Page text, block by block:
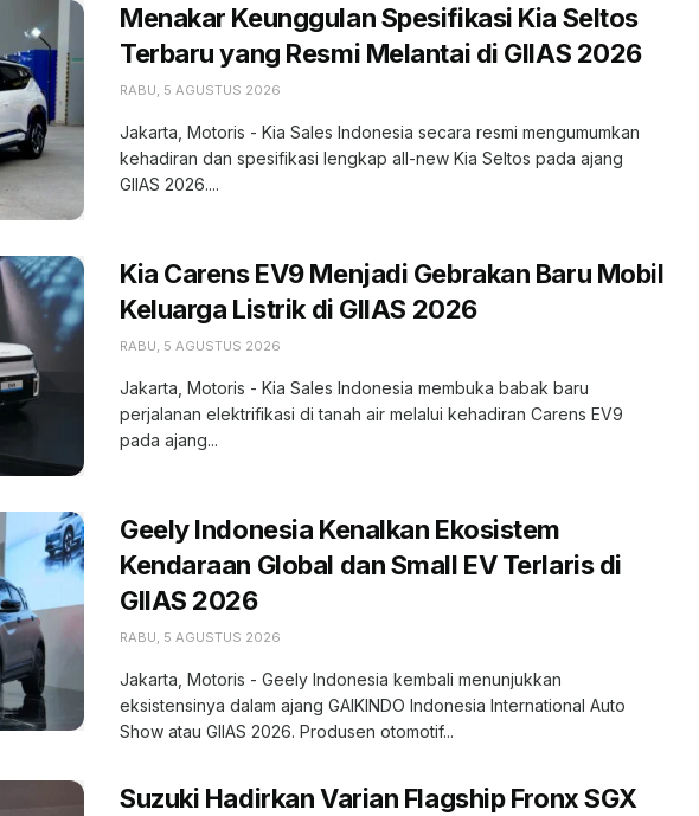
Menakar Keunggulan Spesifikasi Kia Seltos
Terbaru yang Resmi Melantai di GIIAS 2026
RABU, 5 AGUSTUS 2026
Jakarta, Motoris - Kia Sales Indonesia secara resmi mengumumkan
kehadiran dan spesifikasi lengkap all-new Kia Seltos pada ajang
GIIAS 2026....
Kia Carens EV9 Menjadi Gebrakan Baru Mobil
Keluarga Listrik di GIIAS 2026
RABU, 5 AGUSTUS 2026
Jakarta, Motoris - Kia Sales Indonesia membuka babak baru
perjalanan elektrifikasi di tanah air melalui kehadiran Carens EV9
pada ajang...
Geely Indonesia Kenalkan Ekosistem
Kendaraan Global dan Small EV Terlaris di
GIIAS 2026
RABU, 5 AGUSTUS 2026
Jakarta, Motoris - Geely Indonesia kembali menunjukkan
eksistensinya dalam ajang GAIKINDO Indonesia International Auto
Show atau GIIAS 2026. Produsen otomotif...
Suzuki Hadirkan Varian Flagship Fronx SGX